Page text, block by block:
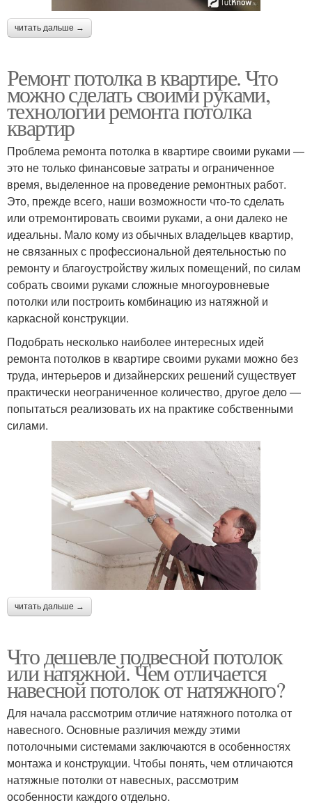
читать дальше →
Ремонт потолка в квартире. Что
можно сделать своими руками,
технологии ремонта потолка
квартир
Проблема ремонта потолка в квартире своими руками —
это не только финансовые затраты и ограниченное
время, выделенное на проведение ремонтных работ.
Это, прежде всего, наши возможности что-то сделать
или отремонтировать своими руками, а они далеко не
идеальны. Мало кому из обычных владельцев квартир,
не связанных с профессиональной деятельностью по
ремонту и благоустройству жилых помещений, по силам
собрать своими руками сложные многоуровневые
потолки или построить комбинацию из натяжной и
каркасной конструкции.
Подобрать несколько наиболее интересных идей
ремонта потолков в квартире своими руками можно без
труда, интерьеров и дизайнерских решений существует
практически неограниченное количество, другое дело —
попытаться реализовать их на практике собственными
силами.
читать дальше →
Что дешевле подвесной потолок
или натяжной. Чем отличается
навесной потолок от натяжного?
Для начала рассмотрим отличие натяжного потолка от
навесного. Основные различия между этими
потолочными системами заключаются в особенностях
монтажа и конструкции. Чтобы понять, чем отличаются
натяжные потолки от навесных, рассмотрим
особенности каждого отдельно.